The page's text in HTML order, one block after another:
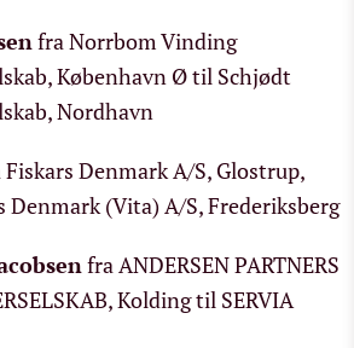
fra Norrbom Vinding
København Ø til Schjødt
Nordhavn
Denmark A/S, Glostrup,
Denmark (Vita) A/S, Frederiksberg
fra ANDERSEN PARTNERS
Kolding til SERVIA